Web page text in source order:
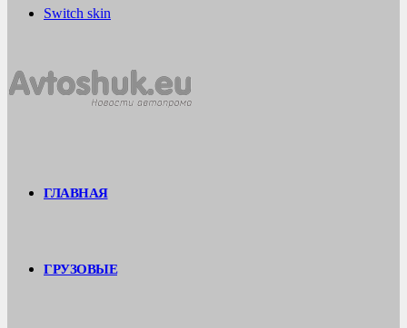
Switch skin
ГЛАВНАЯ
ГРУЗОВЫЕ